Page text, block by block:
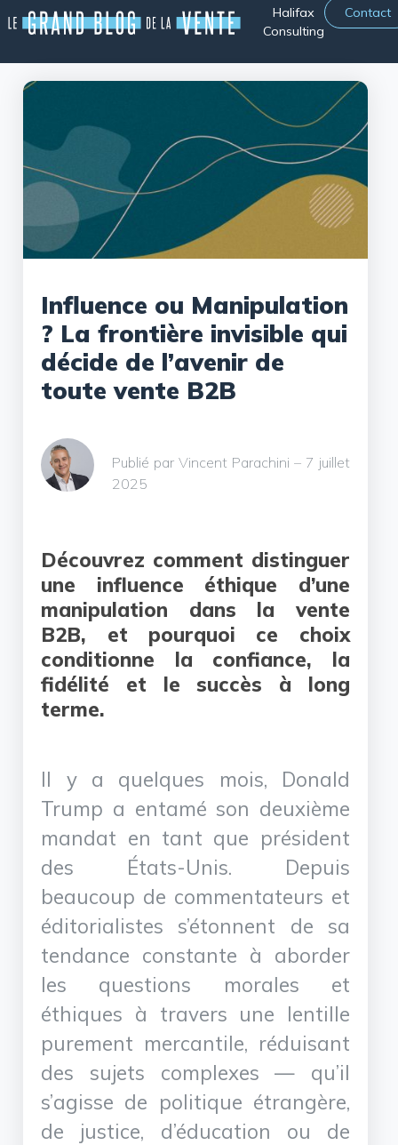
Halifax
Consulting
Contact
Influence ou Manipulation
? La frontière invisible qui
décide de l’avenir de
toute vente B2B
Publié par Vincent Parachini – 7 juillet
2025
Découvrez comment distinguer
une influence éthique d’une
manipulation dans la vente
B2B, et pourquoi ce choix
conditionne la confiance, la
fidélité et le succès à long
terme.
Il y a quelques mois, Donald
Trump a entamé son deuxième
mandat en tant que président
des États-Unis. Depuis
beaucoup de commentateurs et
éditorialistes s’étonnent de sa
tendance constante à aborder
les questions morales et
éthiques à travers une lentille
purement mercantile, réduisant
des sujets complexes — qu’il
s’agisse de politique étrangère,
de justice, d’éducation ou de